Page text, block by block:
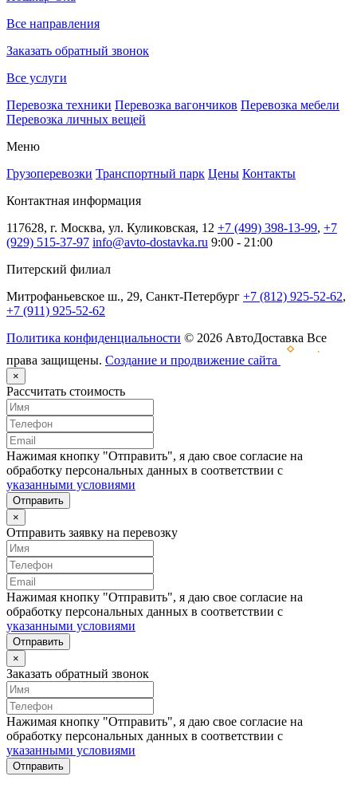
Все направления
Заказать обратный звонок
Все услуги
Перевозка техники Перевозка вагончиков Перевозка мебели
Перевозка личных вещей
Меню
Грузоперевозки Транспортный парк Цены Контакты
Контактная информация
117628, г. Москва, ул. Куликовская, 12 +7 (499) 398-13-99, +7
(929) 515-37-97 info@avto-dostavka.ru 9:00 - 21:00
Питерский филиал
Митрофаньевское ш., 29, Санкт-Петербург +7 (812) 925-52-62,
+7 (911) 925-52-62
Политика конфиденциальности © 2026 АвтоДоставка Все
права защищены. Создание и продвижение сайта
×
Рассчитать стоимость
Нажимая кнопку "Отправить", я даю свое согласие на
обработку персональных данных в соответствии с
указанными условиями
Отправить
×
Отправить заявку на перевозку
Нажимая кнопку "Отправить", я даю свое согласие на
обработку персональных данных в соответствии с
указанными условиями
Отправить
×
Заказать обратный звонок
Нажимая кнопку "Отправить", я даю свое согласие на
обработку персональных данных в соответствии с
указанными условиями
Отправить